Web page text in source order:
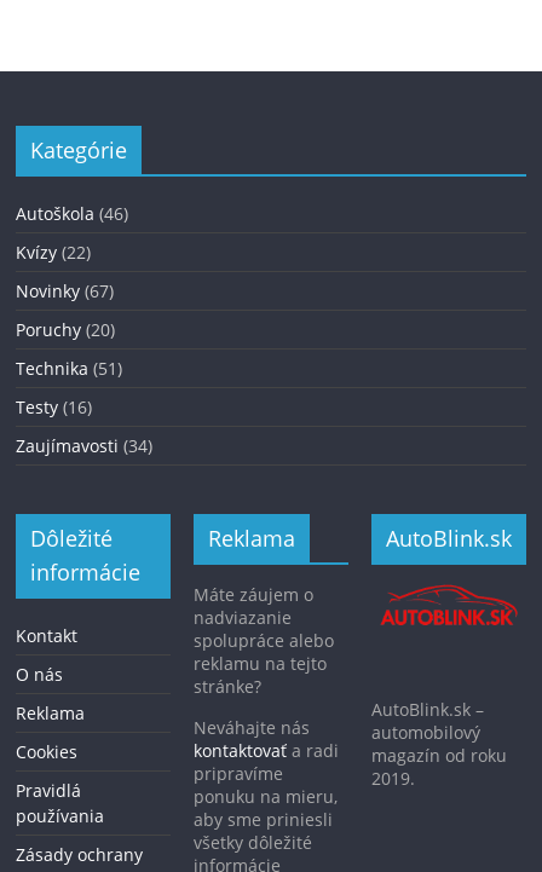
Kategórie
Autoškola (46)
Kvízy (22)
Novinky (67)
Poruchy (20)
Technika (51)
Testy (16)
Zaujímavosti (34)
Dôležité
informácie
Kontakt
O nás
Reklama
Cookies
Pravidlá
používania
Zásady ochrany
Reklama
Máte záujem o
nadviazanie
spolupráce alebo
reklamu na tejto
stránke?
Neváhajte nás
kontaktovať a radi
pripravíme
ponuku na mieru,
aby sme priniesli
všetky dôležité
informácie
AutoBlink.sk
AutoBlink.sk –
automobilový
magazín od roku
2019.